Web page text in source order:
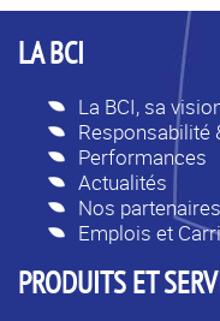
LA BCI
La BCI, sa
Responsabilité
Performances
Actualités
Nos partenaires
Emplois et
PRODUITS ET